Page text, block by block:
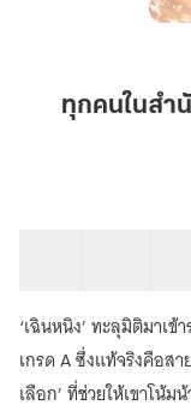
สำนั
ทุกคนในสำ
‘เฉินหนิง’ ทะลุมิติมาเ
เกรด A ซึ่งแท้จริงคือส
เลือก’ ที่ช่วยให้เขาโน้